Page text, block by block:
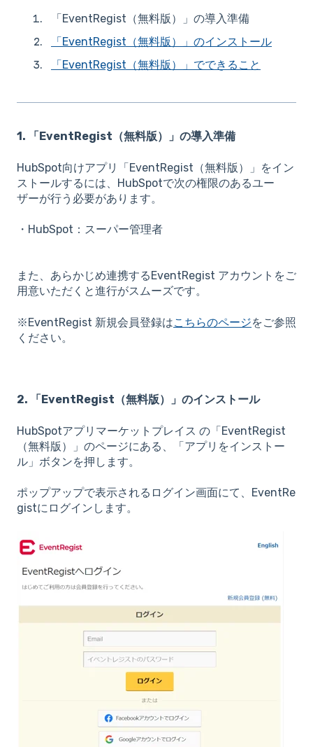
「EventRegist（無料版）」の導入準備
「EventRegist（無料版）」のインストール
「EventRegist（無料版）」でできること
1. 「EventRegist（無料版）」の導入準備
HubSpot向けアプリ「EventRegist（無料版）」をイン
ストールするには、HubSpotで次の権限のあるユー
ザーが行う必要があります。
・HubSpot：スーパー管理者
また、あらかじめ連携するEventRegist アカウントをご
用意いただくと進行がスムーズです。
※EventRegist 新規会員登録はこちらのページをご参照
ください。
2. 「EventRegist（無料版）」のインストール
HubSpotアプリマーケットプレイス の「EventRegist
（無料版）」のページにある、「アプリをインストー
ル」ボタンを押します。
ポップアップで表示されるログイン画面にて、EventRe
gistにログインします。